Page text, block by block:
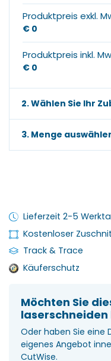
Produktpreis exkl.
€ 0
Produktpreis inkl.
€ 0
2. Wählen Sie Ihr
3. Menge
Lieferzeit 2-5
Kostenloser
Track & Trace
Käuferschutz
Möchten Sie
laserschneiden
Oder haben Sie eine
eigenes Angebot
CutWise.